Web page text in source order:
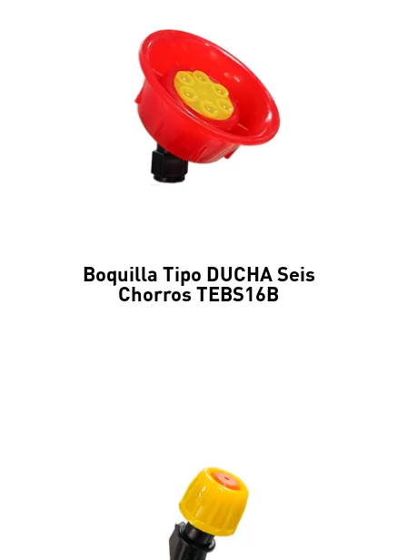
Boquilla Tipo DUCHA Seis
Chorros TEBS16B